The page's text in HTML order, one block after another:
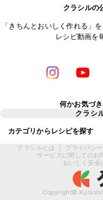
クラシルの
「きちんとおいしく作れる」
レシピ動画を
何かお気づ
クラシ
カテゴリからレシピを探す
クラシルとは プライバシ
サービスに関してのお
おいしく安全
Copyright©